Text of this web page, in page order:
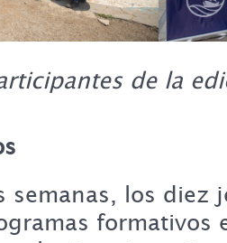
de la
semanas, los diez
formativos